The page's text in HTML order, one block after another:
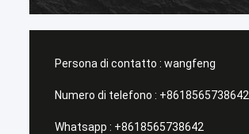
Persona di contatto : wangfeng
Numero di telefono : +8618565738642
Whatsapp : +8618565738642